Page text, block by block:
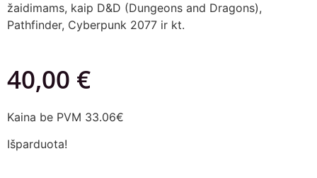
žaidimams, kaip D&D (Dungeons and Dragons),
Pathfinder, Cyberpunk 2077 ir kt.
40,00 €
Kaina be PVM 33.06€
Išparduota!